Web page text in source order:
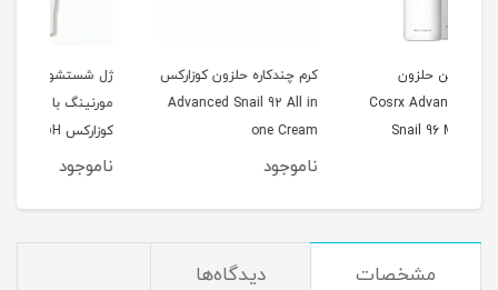
کرم چندکاره حلزون کوزارکس
Advanced Snail 92 All in
one Cream
ژل شستشو صورت گود
مورنینگ با PH پایین
کوزارکس Cosrx Low pH
Good Morning Gel
مشخصات دیدگاه‌ها